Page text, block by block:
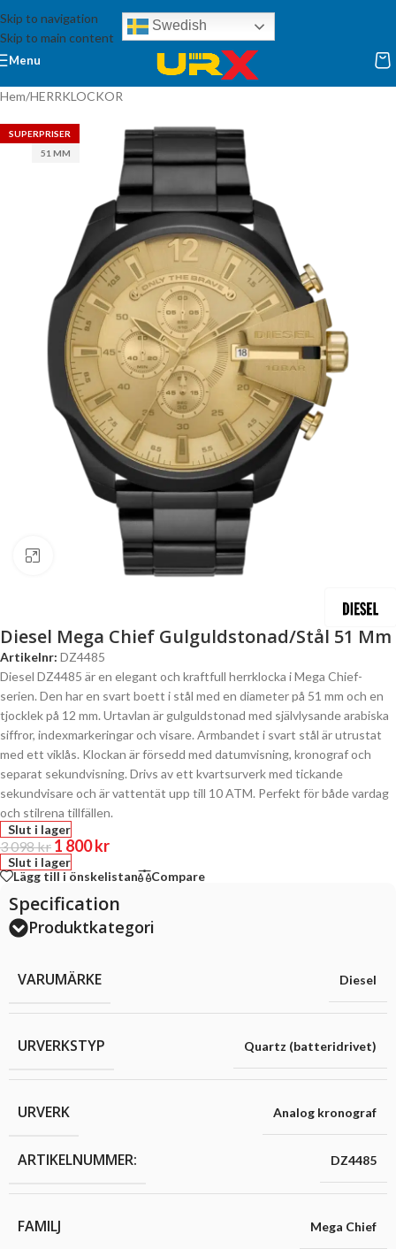
Skip to navigation
Skip to main content
Swedish
Menu
Hem/HERRKLOCKOR
SUPERPRISER
51 MM
Click to enlarge
Diesel Mega Chief Gulguldstonad/Stål 51 Mm
Artikelnr: DZ4485
Diesel DZ4485 är en elegant och kraftfull herrklocka i Mega Chief-
serien. Den har en svart boett i stål med en diameter på 51 mm och en
tjocklek på 12 mm. Urtavlan är gulguldstonad med självlysande arabiska
siffror, indexmarkeringar och visare. Armbandet i svart stål är utrustat
med ett viklås. Klockan är försedd med datumvisning, kronograf och
separat sekundvisning. Drivs av ett kvartsurverk med tickande
sekundvisare och är vattentät upp till 10 ATM. Perfekt för både vardag
och stilrena tillfällen.
Slut i lager
3 098kr 1 800kr
Slut i lager
Lägg till i önskelistan
Compare
Specification
Produktkategori
VARUMÄRKE Diesel
URVERKSTYP Quartz (batteridrivet)
URVERK Analog kronograf
ARTIKELNUMMER: DZ4485
FAMILJ Mega Chief